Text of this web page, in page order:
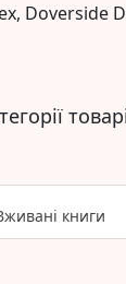
Doverside
книги